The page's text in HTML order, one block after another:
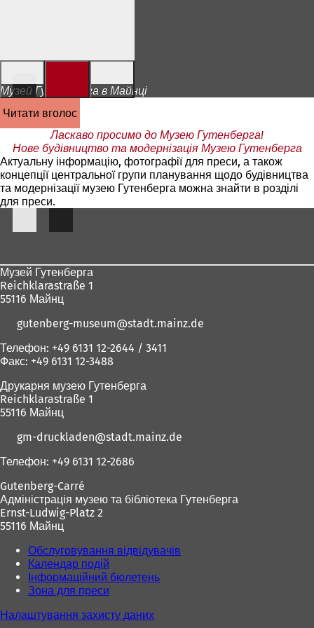
Музей Гутенберга в Майнці
читати вголос
Ласкаво просимо до Музею Гутенберга!
Нове будівництво та модернізація Музею Гутенберга
Актуальну інформацію, фотографії для преси, а також
концепції центральної групи планування щодо будівництва
та модернізації музею Гутенберга можна знайти в розділі
для преси.
для
Музей Гутенберга
Reichklarastraße 1
55116 Майнц
gutenberg-museum
stadt.mainz de
Телефон: +49 6131 12-2644 / 3411
Факс: +49 6131 12-3488
Друкарня музею Гутенберга
Reichklarastraße 1
55116 Майнц
gm-druckladen
stadt.mainz de
Телефон: +49 6131 12-2686
Gutenberg-Carré
Адміністрація музею та бібліотека Гутенберга
Ernst-Ludwig-Platz 2
55116 Майнц
Обслуговування відвідувачів
Календар подій
Інформаційний бюлетень
Зона для преси
Налаштування захисту даних